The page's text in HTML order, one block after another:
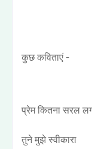
कुछ कविताएं -
प्रेम कितना सरल
तुने मुझे स्वीकारा